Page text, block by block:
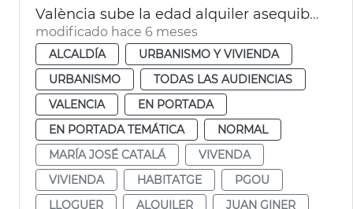
València sube la edad alquiler asequible joven a los 45 años
modificado hace 6 meses
ALCALDÍA
URBANISMO Y VIVIENDA
URBANISMO
TODAS LAS AUDIENCIAS
VALENCIA
EN PORTADA
EN PORTADA TEMÁTICA
NORMAL
MARÍA JOSÉ CATALÁ
VIVENDA
VIVIENDA
HABITATGE
PGOU
LLOGUER
ALQUILER JUAN GINER